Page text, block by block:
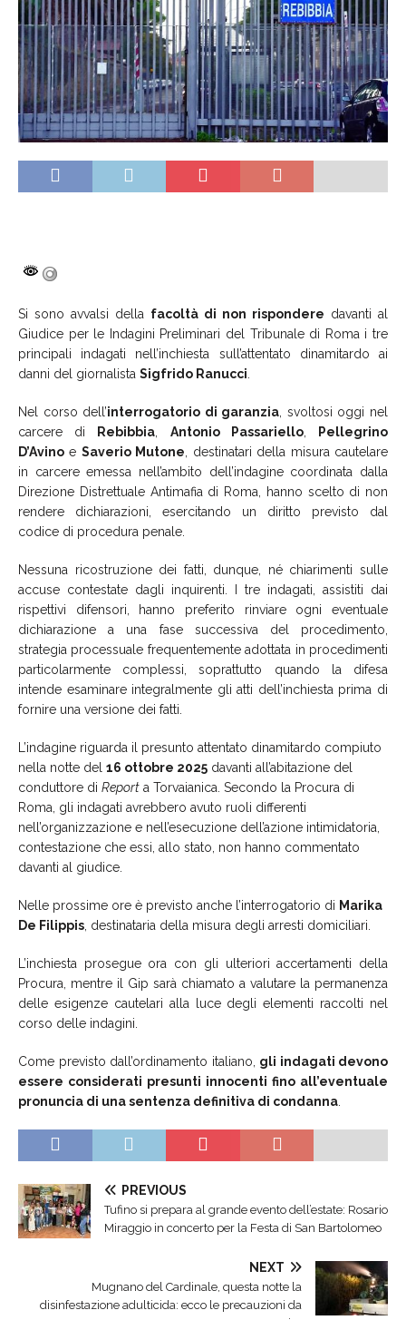
Si sono avvalsi della facoltà di non rispondere davanti al
Giudice per le Indagini Preliminari del Tribunale di Roma i tre
principali indagati nell’inchiesta sull’attentato dinamitardo ai
danni del giornalista Sigfrido Ranucci
Nel corso dell’interrogatorio di garanzia , svoltosi oggi nel
carcere di Rebibbia Antonio Passariello, Pellegrino
D’Avino e Saverio Mutone , destinatari della misura cautelare
in carcere emessa nell’ambito dell’indagine coordinata dalla
Direzione Distrettuale Antimafia di Roma, hanno scelto di non
rendere dichiarazioni, esercitando un diritto previsto dal
codice di procedura penale.
Nessuna ricostruzione dei fatti, dunque, né chiarimenti sulle
accuse contestate dagli inquirenti. I tre indagati, assistiti dai
rispettivi difensori, hanno preferito rinviare ogni eventuale
dichiarazione a una fase successiva del procedimento,
strategia processuale frequentemente adottata in procedimenti
particolarmente complessi, soprattutto quando la difesa
intende esaminare integralmente gli atti dell’inchiesta prima di
fornire una versione dei fatti.
L’indagine riguarda il presunto attentato dinamitardo compiuto
nella notte del 16 ottobre 2025 davanti all’abitazione del
conduttore di Report a Torvaianica. Secondo la Procura di
Roma, gli indagati avrebbero avuto ruoli differenti
nell’organizzazione e nell’esecuzione dell’azione intimidatoria,
contestazione che essi, allo stato, non hanno commentato
davanti al giudice.
Nelle prossime ore è previsto anche l’interrogatorio di Marika
De Filippis , destinataria della misura degli arresti domiciliari.
L’inchiesta prosegue ora con gli ulteriori accertamenti della
Procura, mentre il Gip sarà chiamato a valutare la permanenza
delle esigenze cautelari alla luce degli elementi raccolti nel
corso delle indagini.
Come previsto dall’ordinamento italiano, gli indagati devono
essere considerati presunti innocenti fino all’eventuale
pronuncia di una sentenza definitiva di condanna
PREVIOUS
Tufino si prepara al grande evento dell’estate: Rosario
Miraggio in concerto per la Festa di San Bartolomeo
NEXT
Mugnano del Cardinale, questa notte la
disinfestazione adulticida: ecco le precauzioni da